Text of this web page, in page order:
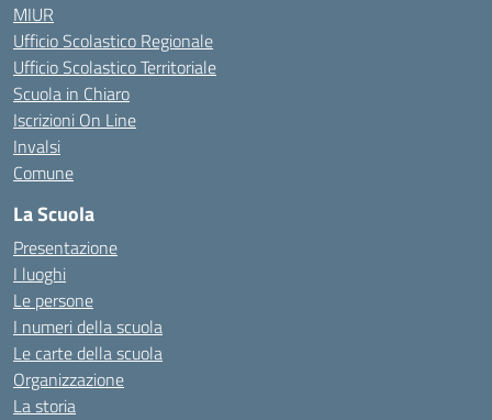
MIUR
Ufficio Scolastico Regionale
Ufficio Scolastico Territoriale
Scuola in Chiaro
Iscrizioni On Line
Invalsi
Comune
La Scuola
Presentazione
I luoghi
Le persone
I numeri della scuola
Le carte della scuola
Organizzazione
La storia